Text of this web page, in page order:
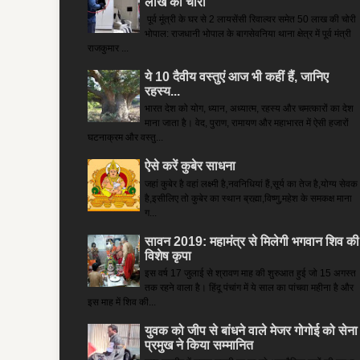
पूर्व मूंत्री के घर से 2 लायसेंसी रिवाल्वर समेत 50 लाख की चोरी
भोपाल: राजधानी भोपाल के बागसेवनिया थाना क्षेत्र में पूर्व मंत्री
राजकुमार ...
ये 10 दैवीय वस्तुएं आज भी कहीं हैं, जानिए
रहस्य...
भारत देश को योग, ध्यान, अध्यात्म, रहस्य और चमत्कारों का देश
माना जाता है। वेद, पुराण, रामायण और महाभारत में ऐसी हजारों
घटनाक्रम और वस्तु...
ऐसे करें कुबेर साधना
जहां कुबेर है­ वहां लक्ष्मी है,नवनिधियां हैं,सूर्य का तेज है,योग्य सेवक
है,इसीलिए तो कुबेर का स्थान ब्रह्मा,विष्णु,महेश के समकक्ष माना
ग...
सावन 2019: महामंत्र से मिलेगी भगवान शिव की
विशेष कृपा
इस वर्ष 17 जुलाई से श्रावण माह की शुरुआत हुई जो 15 अगस्त
तक रहने वाला है। हिंदू पंचांग में ये साल का पांचवा महीना है और
इस माह में शिव की...
युवक को जीप से बांधने वाले मेजर गोगोई को सेना
प्रमुख ने किया सम्‍मानित